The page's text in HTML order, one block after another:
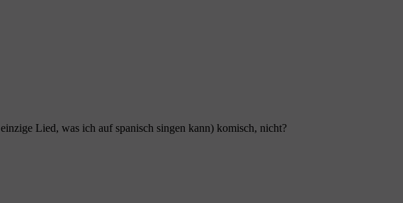
Lied, was ich auf spanisch singen kann) komisch, nicht?